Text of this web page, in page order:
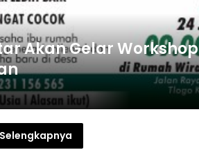
Akan Gelar Workshop
Selengkapnya